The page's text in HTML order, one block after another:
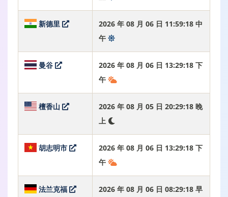
新德里
2026 年 08 月 06 日 11:59:19 中
午
曼谷
2026 年 08 月 06 日 13:29:19 下
午
檀香山
2026 年 08 月 05 日 20:29:19 晚
上
胡志明市
2026 年 08 月 06 日 13:29:19 下
午
法兰克福
2026 年 08 月 06 日 08:29:19 早